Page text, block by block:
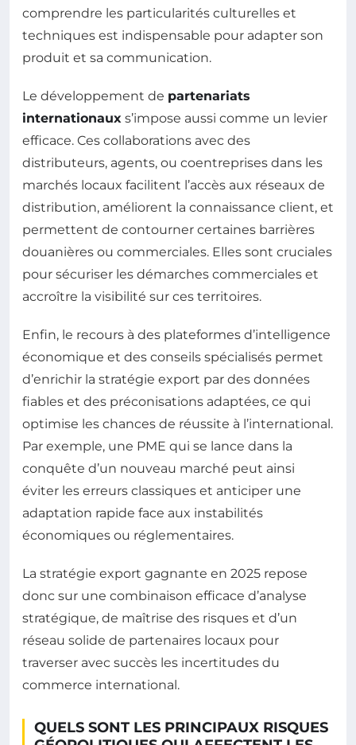
comprendre les particularités culturelles et
techniques est indispensable pour adapter son
produit et sa communication.
Le développement de partenariats
internationaux s’impose aussi comme un levier
efficace. Ces collaborations avec des
distributeurs, agents, ou coentreprises dans les
marchés locaux facilitent l’accès aux réseaux de
distribution, améliorent la connaissance client, et
permettent de contourner certaines barrières
douanières ou commerciales. Elles sont cruciales
pour sécuriser les démarches commerciales et
accroître la visibilité sur ces territoires.
Enfin, le recours à des plateformes d’intelligence
économique et des conseils spécialisés permet
d’enrichir la stratégie export par des données
fiables et des préconisations adaptées, ce qui
optimise les chances de réussite à l’international.
Par exemple, une PME qui se lance dans la
conquête d’un nouveau marché peut ainsi
éviter les erreurs classiques et anticiper une
adaptation rapide face aux instabilités
économiques ou réglementaires.
La stratégie export gagnante en 2025 repose
donc sur une combinaison efficace d’analyse
stratégique, de maîtrise des risques et d’un
réseau solide de partenaires locaux pour
traverser avec succès les incertitudes du
commerce international.
QUELS SONT LES PRINCIPAUX RISQUES